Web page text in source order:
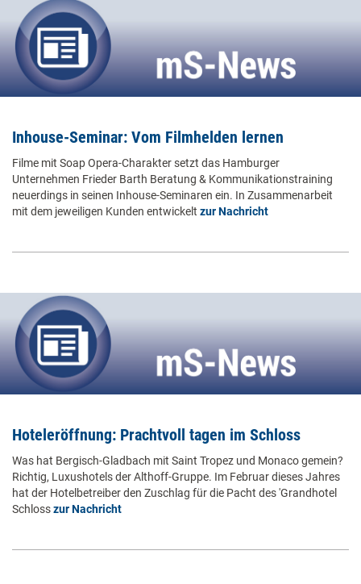
Inhouse-Seminar: Vom Filmhelden lernen
Filme mit Soap Opera-Charakter setzt das Hamburger
Unternehmen Frieder Barth Beratung & Kommunikationstraining
neuerdings in seinen Inhouse-Seminaren ein. In Zusammenarbeit
mit dem jeweiligen Kunden entwickelt zur Nachricht
Hoteleröffnung: Prachtvoll tagen im Schloss
Was hat Bergisch-Gladbach mit Saint Tropez und Monaco gemein?
Richtig, Luxushotels der Althoff-Gruppe. Im Februar dieses Jahres
hat der Hotelbetreiber den Zuschlag für die Pacht des 'Grandhotel
Schlosszur Nachricht